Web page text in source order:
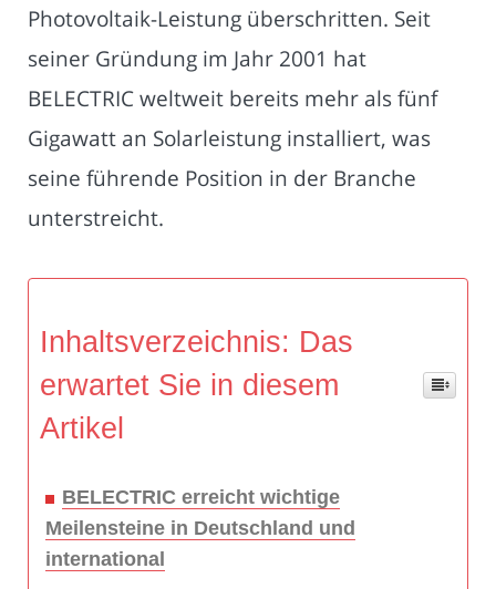
Photovoltaik-Leistung überschritten. Seit
seiner Gründung im Jahr 2001 hat
BELECTRIC weltweit bereits mehr als fünf
Gigawatt an Solarleistung installiert, was
seine führende Position in der Branche
unterstreicht.
Inhaltsverzeichnis: Das
erwartet Sie in diesem
Artikel
BELECTRIC erreicht wichtige
Meilensteine in Deutschland und
international